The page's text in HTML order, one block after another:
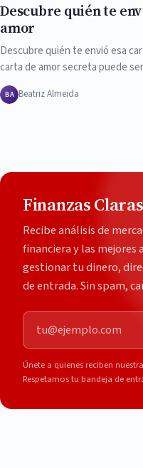
Descubre quién te
amor
Descubre quién te envió esa
carta de amor secreta puede
BA Beatriz Almeida
Finanzas
Recibe análisis de
financiera y las mejores
gestionar tu dinero,
de entrada. Sin spam,
Correo electrónico
Únete a quienes reciben
Respetamos tu bandeja de